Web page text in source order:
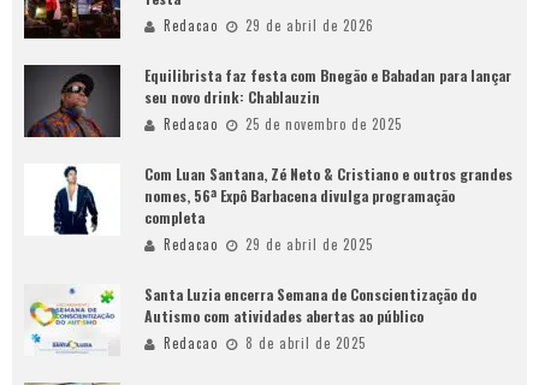
Redacao 29 de abril de 2026
Equilibrista faz festa com Bnegão e Babadan para lançar
seu novo drink: Chablauzin
Redacao 25 de novembro de 2025
Com Luan Santana, Zé Neto & Cristiano e outros grandes
nomes, 56ª Expô Barbacena divulga programação
completa
Redacao 29 de abril de 2025
Santa Luzia encerra Semana de Conscientização do
Autismo com atividades abertas ao público
Redacao 8 de abril de 2025